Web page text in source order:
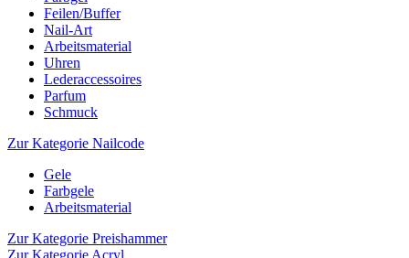
Feilen/Buffer
Nail-Art
Arbeitsmaterial
Uhren
Lederaccessoires
Parfum
Schmuck
Zur Kategorie Nailcode
Gele
Farbgele
Arbeitsmaterial
Zur Kategorie Preishammer
Zur Kategorie Acryl